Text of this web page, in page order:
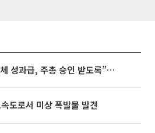
김정관 장관 “반도체 성과급, 주총 승인 받도록”…상법·자본시장법 개정 시사
도로서 미상 폭발물 발견